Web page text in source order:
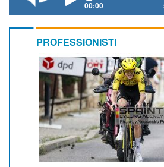
00:00
PROFESSIONISTI